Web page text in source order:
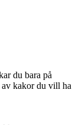
du bara på
kakor du vill ha